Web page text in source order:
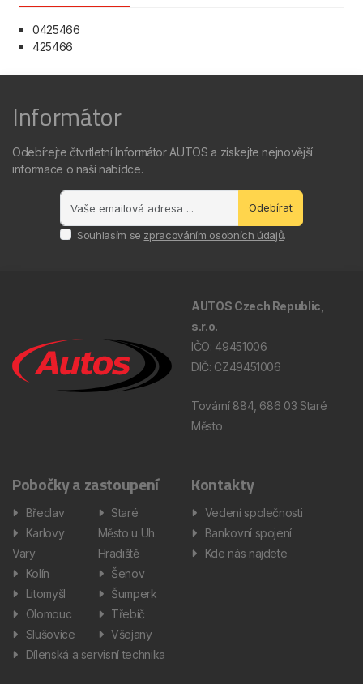
0425466
425466
Informátor
Odebírejte čtvrtletní Informátor AUTOS a získejte nejnovější
informace o naší nabídce.
Odebírat
Souhlasím se zpracováním osobních údajů.
AUTOS Czech Republic,
s.r.o.
IČO: 49451006
DIČ: CZ49451006
Tovární 884, 686 03 Staré
Město
Pobočky a zastoupení
Břeclav
Karlovy
Vary
Kolín
Litomyšl
Olomouc
Slušovice
Staré
Město u Uh.
Hradiště
Šenov
Šumperk
Třebíč
Všejany
Dílenská a servisní technika
Kontakty
Vedení společnosti
Bankovní spojení
Kde nás najdete